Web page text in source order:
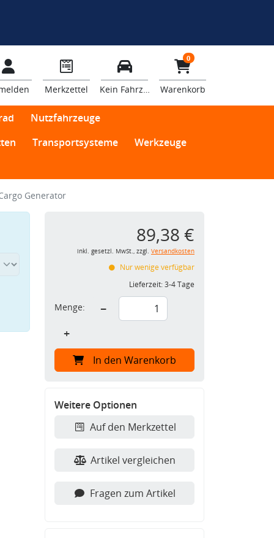
Merkzettel Kein Fahrzeug
0
Warenkorb
Nutzfahrzeuge
Transportsysteme
Werkzeuge
Generator
89,38 €
inkl. gesetzl. MwSt., zzgl. Versandkosten
Nur wenige verfügbar
Lieferzeit:3-4 Tage
Menge:
−
+
In den Warenkorb
Weitere Optionen
Auf den Merkzettel
Artikel vergleichen
Fragen zum Artikel